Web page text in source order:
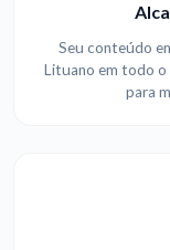
Seu conteúdo
Lituano em todo o
para